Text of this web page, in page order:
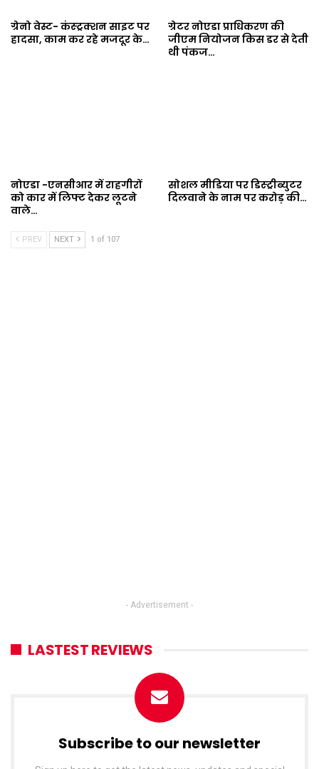
ग्रेनो वेस्ट- कंस्ट्रक्शन साइट पर
हादसा, काम कर रहे मजदूर के…
ग्रेटर नोएडा प्राधिकरण की
जीएम नियोजन किस डर से देती
थी पंकज…
नोएडा -एनसीआर में राहगीरों
को कार में लिफ्ट देकर लूटने
वाले…
सोशल मीडिया पर डिस्ट्रीब्युटर
दिलवाने के नाम पर करोड़ की…
PREV NEXT 1 of 107
- Advertisement -
LASTEST REVIEWS
Subscribe to our newsletter